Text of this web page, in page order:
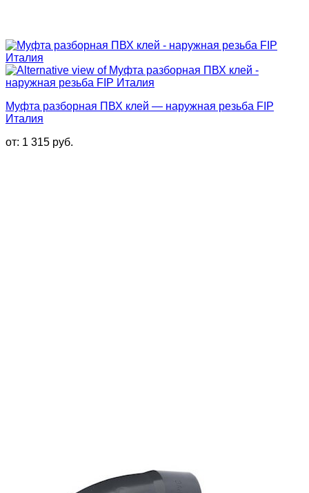
Муфта разборная ПВХ клей — наружная резьба FIP
Италия
от: 1 315 руб.